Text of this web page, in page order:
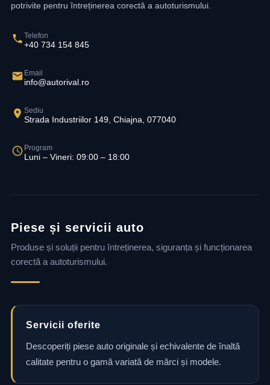
potrivite pentru întreținerea corectă a autoturismului.
Telefon
+40 734 154 845
Email
info@autorival.ro
Sediu
Strada Industriilor 149, Chiajna, 077040
Program
Luni – Vineri: 09:00 – 18:00
Piese și servicii auto
Produse și soluții pentru întreținerea, siguranța și funcționarea
corectă a autoturismului.
Servicii oferite
Descoperiți piese auto originale și echivalente de înaltă
calitate pentru o gamă variată de mărci și modele.